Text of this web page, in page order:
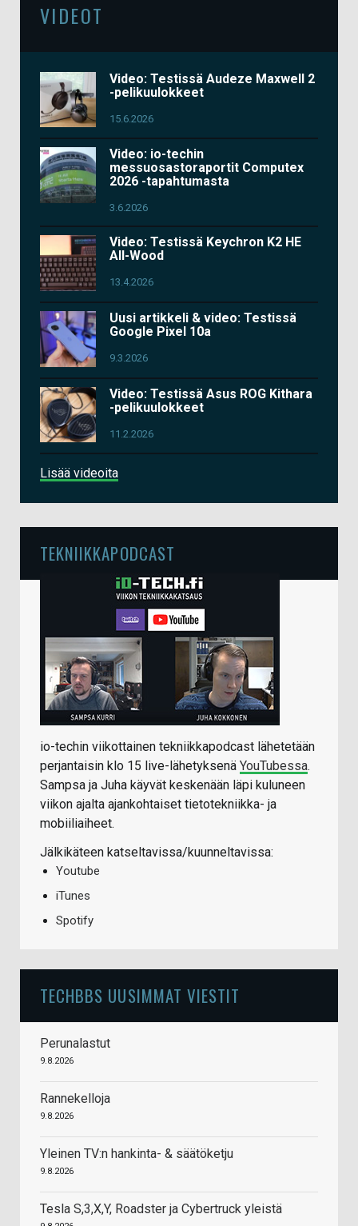
VIDEOT
Video: Testissä Audeze Maxwell 2
-pelikuulokkeet
15.6.2026
Video: io-techin
messuosastoraportit Computex
2026 -tapahtumasta
3.6.2026
Video: Testissä Keychron K2 HE
All-Wood
13.4.2026
Uusi artikkeli & video: Testissä
Google Pixel 10a
9.3.2026
Video: Testissä Asus ROG Kithara
-pelikuulokkeet
11.2.2026
Lisää videoita
TEKNIIKKAPODCAST
io-techin viikottainen tekniikkapodcast lähetetään
perjantaisin klo 15 live-lähetyksenä YouTubessa.
Sampsa ja Juha käyvät keskenään läpi kuluneen
viikon ajalta ajankohtaiset tietotekniikka- ja
mobiiliaiheet.
Jälkikäteen katseltavissa/kuunneltavissa:
Youtube
iTunes
Spotify
TECHBBS UUSIMMAT VIESTIT
Perunalastut
9.8.2026
Rannekelloja
9.8.2026
Yleinen TV:n hankinta- & säätöketju
9.8.2026
Tesla S,3,X,Y, Roadster ja Cybertruck yleistä